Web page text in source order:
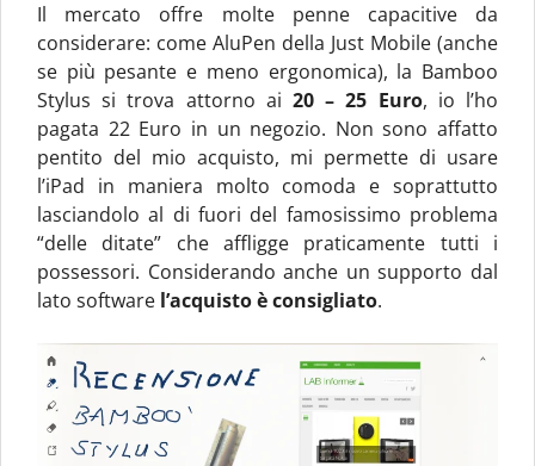
Il mercato offre molte penne capacitive da
considerare: come AluPen della Just Mobile (anche
se più pesante e meno ergonomica), la Bamboo
Stylus si trova attorno ai 20 – 25 Euro, io l’ho
pagata 22 Euro in un negozio. Non sono affatto
pentito del mio acquisto, mi permette di usare
l’iPad in maniera molto comoda e soprattutto
lasciandolo al di fuori del famosissimo problema
“delle ditate” che affligge praticamente tutti i
possessori. Considerando anche un supporto dal
lato software l’acquisto è consigliato.